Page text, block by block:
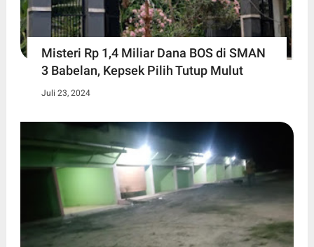
Misteri Rp 1,4 Miliar Dana BOS di SMAN
3 Babelan, Kepsek Pilih Tutup Mulut
Juli 23, 2024